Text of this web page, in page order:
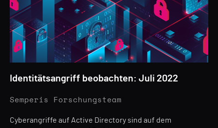
Identitätsangriff beobachten: Juli 2022
Semperis Forschungsteam
Cyberangriffe auf Active Directory sind auf dem